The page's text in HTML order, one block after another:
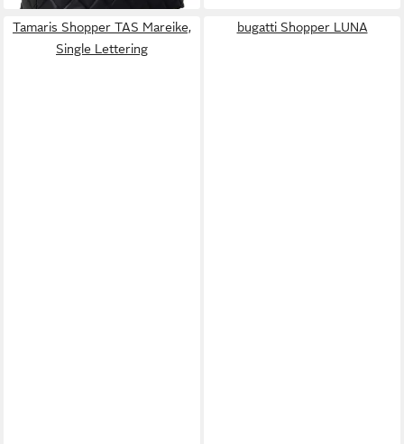
Tamaris Shopper TAS Mareike,
Single Lettering
bugatti Shopper LUNA